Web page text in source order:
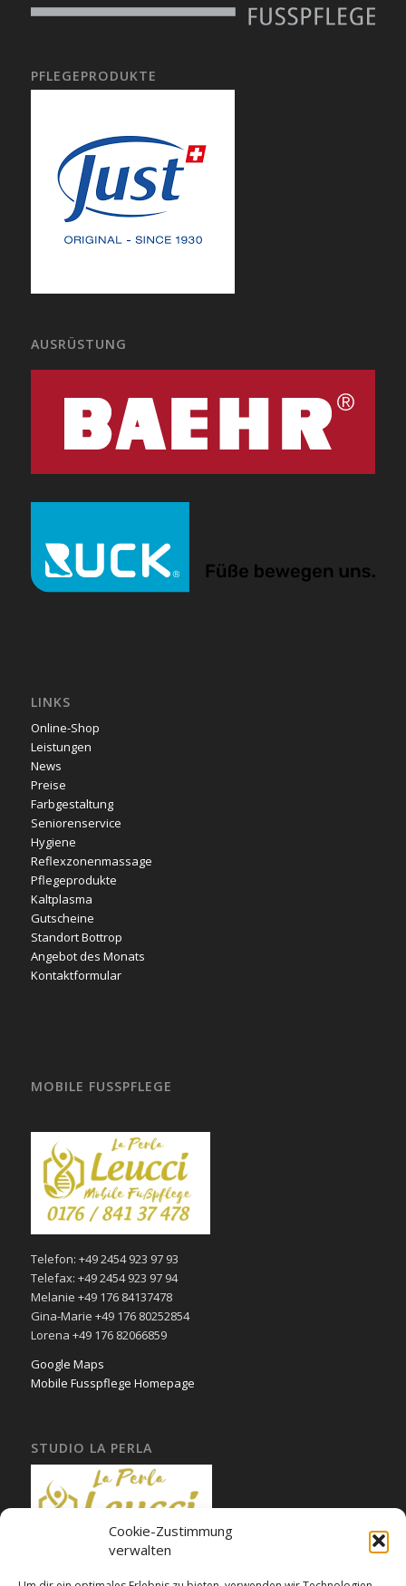
Cookie-Zustimmung
verwalten
PFLEGEPRODUKTE
AUSRÜSTUNG
LINKS
Online-Shop
Leistungen
News
Preise
Farbgestaltung
Seniorenservice
Hygiene
Reflexzonenmassage
Pflegeprodukte
Kaltplasma
Gutscheine
Standort Bottrop
Angebot des Monats
Kontaktformular
MOBILE FUSSPFLEGE
Telefon: +49 2454 923 97 93
Telefax: +49 2454 923 97 94
Melanie +49 176 84137478
Gina-Marie +49 176 80252854
Lorena +49 176 82066859
Google Maps
Mobile Fusspflege Homepage
STUDIO LA PERLA